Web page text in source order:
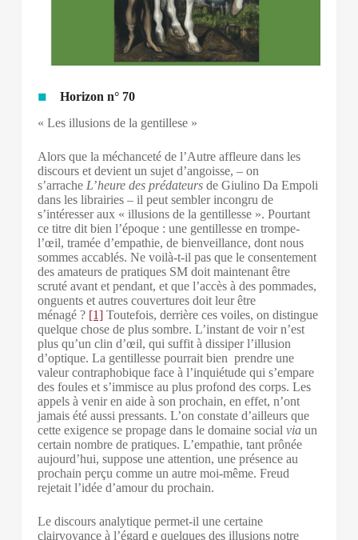
Horizon n° 70
« Les illusions de la gentillese »
Alors que la méchanceté de l’Autre affleure dans les
discours et devient un sujet d’angoisse, – on
s’arrache L’heure des prédateurs de Giulino Da Empoli
dans les librairies– il peut sembler incongru de
s’intéresser aux « illusions de la gentillesse ». Pourtant
ce titre dit bien l’époque : une gentillesse en trompe-
l’œil, tramée d’empathie, de bienveillance, dont nous
sommes accablés. Ne voilà-t-il pas que le consentement
des amateurs de pratiques SM doit maintenant être
scruté avant et pendant, et que l’accès à des pommades,
onguents et autres couvertures doit leur être
ménagé ? [1]Toutefois, derrière ces voiles, on distingue
quelque chose de plus sombre. L’instant de voir n’est
plus qu’un clin d’œil, qui suffit à dissiper l’illusion
d’optique. La gentillesse pourrait bien prendre une
valeur contraphobique face à l’inquiétude qui s’empare
des foules et s’immisce au plus profond des corps. Les
appels à venir en aide à son prochain, en effet, n’ont
jamais été aussi pressants. L’on constate d’ailleurs que
cette exigence se propage dans le domaine social viaun
certain nombre de pratiques. L’empathie, tant prônée
aujourd’hui, suppose une attention, une présence au
prochain perçu comme un autre moi-même. Freud
rejetait l’idée d’amour du prochain.
Le discours analytique permet-il une certaine
clairvoyance à l’égard e quelques des illusions notre